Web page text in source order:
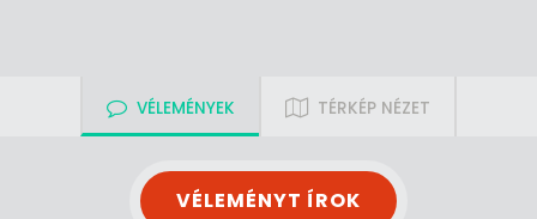
VÉLEMÉNYEK TÉRKÉP NÉZET
VÉLEMÉNYT ÍROK